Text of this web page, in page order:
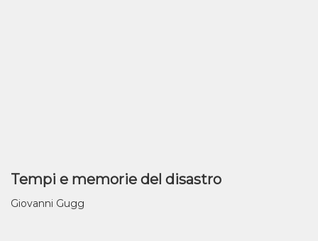
Tempi e memorie del disastro
Giovanni Gugg